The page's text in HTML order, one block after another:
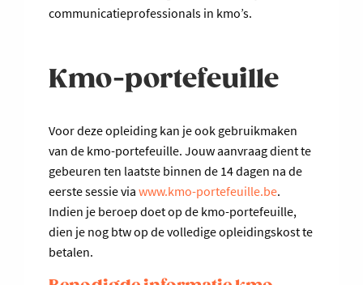
communicatieprofessionals in kmo’s.
Kmo-portefeuille
Voor deze opleiding kan je ook gebruikmaken
van de kmo-portefeuille. Jouw aanvraag dient te
gebeuren ten laatste binnen de 14 dagen na de
eerste sessie via www.kmo-portefeuille.be.
Indien je beroep doet op de kmo-portefeuille,
dien je nog btw op de volledige opleidingskost te
betalen.